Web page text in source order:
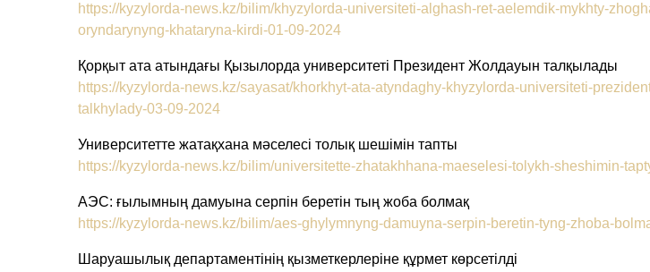
https://kyzylorda-news.kz/bilim/khyzylorda-universiteti-alghash-ret-aelemdik-mykhty-
oryndarynyng-khataryna-kirdi-01-09-2024
Қорқыт ата атындағы Қызылорда университеті Президент Жолдауын талқылады
https://kyzylorda-news.kz/sayasat/khorkhyt-ata-atyndaghy-khyzylorda-universiteti-
talkhylady-03-09-2024
Университетте жатақхана мәселесі толық шешімін тапты
https://kyzylorda-news.kz/bilim/universitette-zhatakhhana-maeselesi-tolykh-sheshimin-
АЭС: ғылымның дамуына серпін беретін тың жоба болмақ
https://kyzylorda-news.kz/bilim/aes-ghylymnyng-damuyna-serpin-beretin-tyng-zhoba-
Шаруашылық департаментінің қызметкерлеріне құрмет көрсетілді